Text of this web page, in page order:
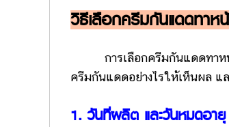
วิธีเลือกครีมกันแดดทาห
การเลือกครีมกันแดดทาหน้าถื
ครีมกันแดดอย่างไรให้เห็นผล
1. วันที่ผลิต และวันหมดอายุ